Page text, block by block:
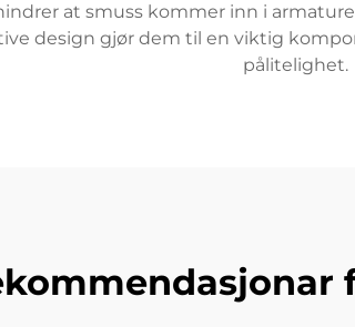
at smuss kommer inn i
design gjør dem til en viktig
pålitelighet.